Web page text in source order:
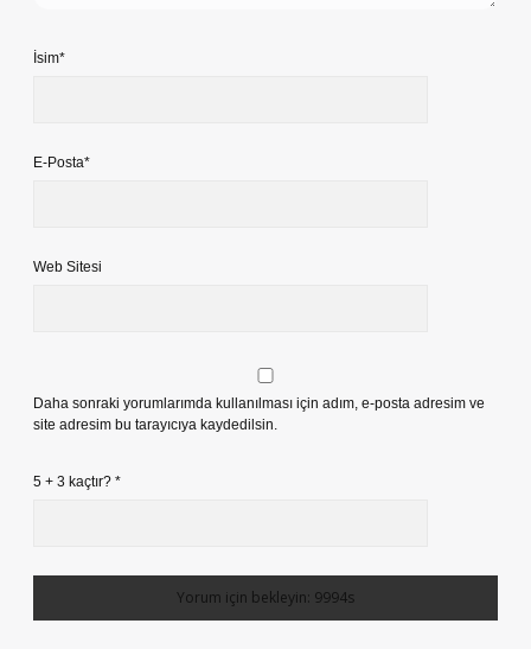
İsim*
E-Posta*
Web Sitesi
Daha sonraki yorumlarımda kullanılması için adım, e-posta adresim ve
site adresim bu tarayıcıya kaydedilsin.
5 + 3 kaçtır? *